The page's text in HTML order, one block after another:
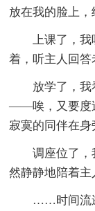
放在我的脸上，
上课了，
着，听主人回答
放学了，
——唉，又要度
寂寞的同伴在身
调座位了
然静静地陪着主
……时间流